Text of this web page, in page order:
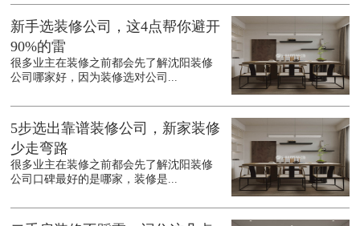
新手选装修公司，这4点帮你避开
90%的雷
很多业主在装修之前都会先了解沈阳装修
公司哪家好，因为装修选对公司...
5步选出靠谱装修公司，新家装修
少走弯路
很多业主在装修之前都会先了解沈阳装修
公司口碑最好的是哪家，装修是...